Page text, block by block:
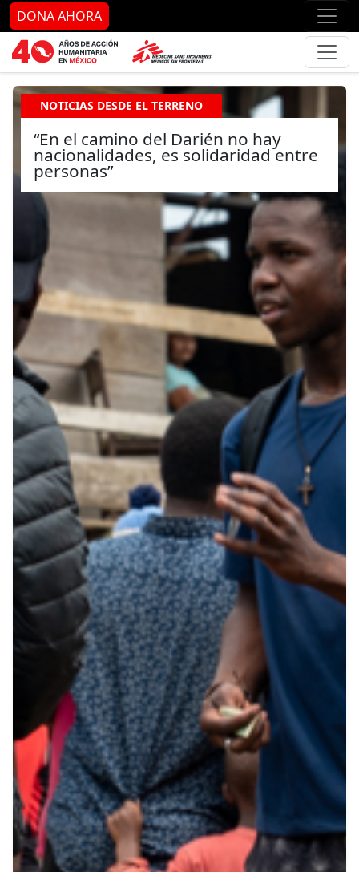
Ir al contenido principal Ir
DONA AHORA
NOTICIAS DESDE EL TERRENO
“En el camino del Darién no hay
nacionalidades, es solidaridad entre
personas”